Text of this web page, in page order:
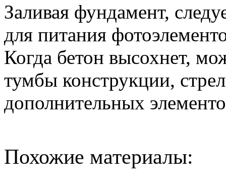
Заливая фундамент,
для питания
Когда бетон высохнет,
тумбы конструкции,
дополнительных
Похожие материалы: